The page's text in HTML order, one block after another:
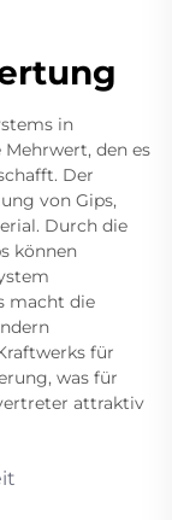
in
den es
Der
von Gips,
Durch die
können
macht die
für
was für
attraktiv